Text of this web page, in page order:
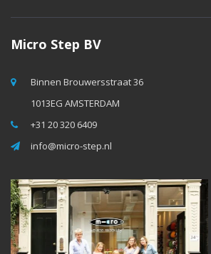
Micro Step BV
Binnen Brouwersstraat 36
1013EG AMSTERDAM
+31 20 320 6409
info@micro-step.nl